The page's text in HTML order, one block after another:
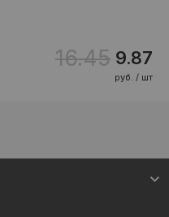
16.45 9.87
руб. / шт